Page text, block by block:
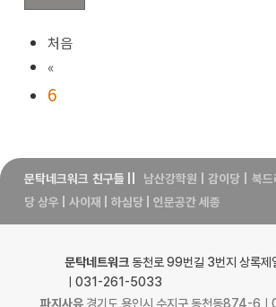
처음
«
6
문탁네크워크 친구들 남산강학원 감이당 북드
당 상우
사이재 하심당| 인문공간 세종
문탁네트워크 동천로 99번길 3번지 상록제
ㅣ031-261-5033
파지사유경기도 용인시 수지구 동천동874-6